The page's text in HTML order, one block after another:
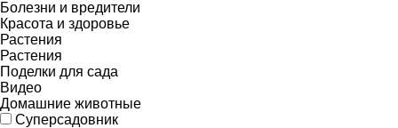
Болезни и вредители
Красота и здоровье
Растения
Растения
Поделки для сада
Видео
Домашние животные
Суперсадовник